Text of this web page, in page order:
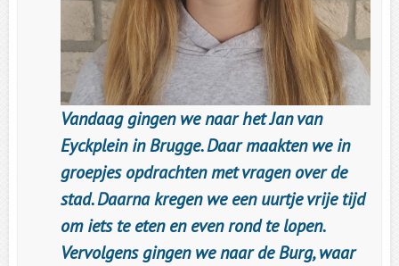
Vandaag gingen we naar het Jan van
Eyckplein in Brugge. Daar maakten we in
groepjes opdrachten met vragen over de
stad. Daarna kregen we een uurtje vrije tijd
om iets te eten en even rond te lopen.
Vervolgens gingen we naar de Burg, waar